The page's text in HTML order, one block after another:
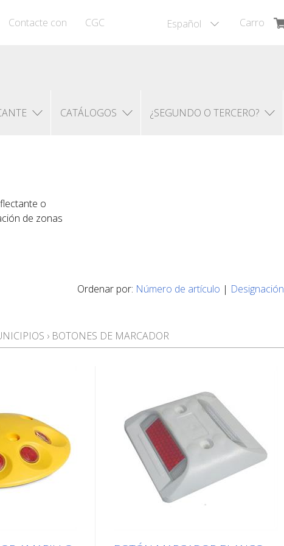
Español Carro
Contacte con CGC
CATÁLOGOS ¿SEGUNDO O TERCERO?
o
de zonas
Ordenar por: Número de artículo | Designación
› BOTONES DE MARCADOR